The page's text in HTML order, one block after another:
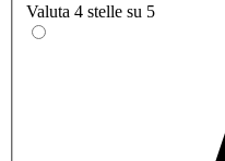
Valuta 4 stelle su 5